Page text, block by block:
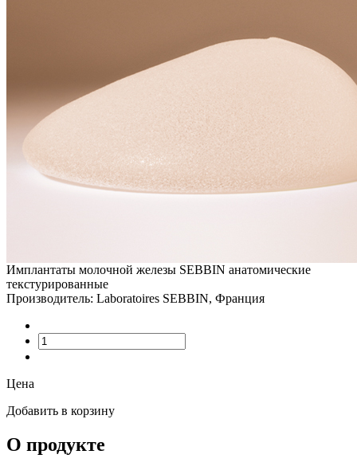
Имплантаты молочной железы SEBBIN анатомические
текстурированные
Производитель: Laboratoires SEBBIN, Франция
Цена
Добавить в корзину
О продукте